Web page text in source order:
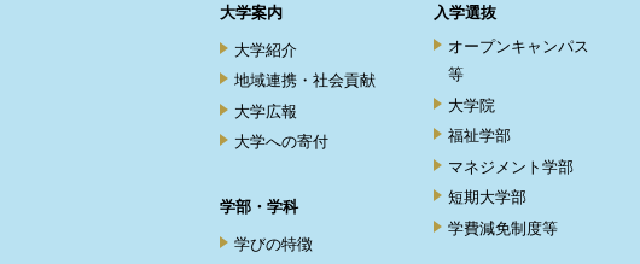
大学案内
大学紹介
地域連携・社会貢献
大学広報
大学への寄付
学部・学科
学びの特徴
入学選抜
オープンキャンパス
等
大学院
福祉学部
マネジメント学部
短期大学部
学費減免制度等